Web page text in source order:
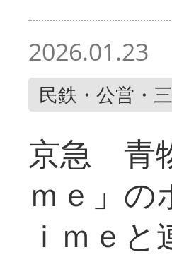
2026.01.23
民鉄・公営・
京急 青
ｍｅ」
ｉｍｅと